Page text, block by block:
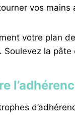
vos mains
votre plan
la